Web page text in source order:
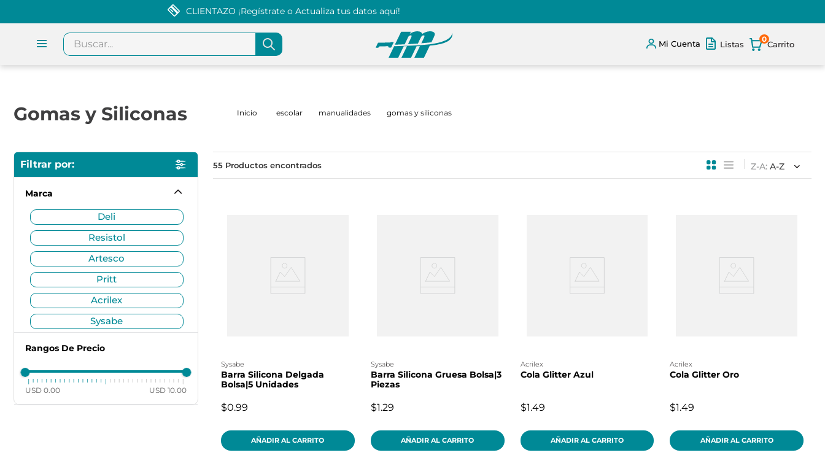
CLIENTAZO ¡Regístrate o Actualiza tus datos aquí!
Buscar...
Mi Cuenta Listas
0
Gomas y Siliconas escolar manualidades gomas y siliconas
Marca
deli
resistol
artesco
pritt
acrilex
sysabe
sargent
faber castell
norma
Rangos De Precio
USD 0.00 USD 10.00
55 Z-A A-Z
sysabe
Barra Silicona Delgada
Bolsa|5 Unidades
$0.99
AÑADIR AL CARRITO
sysabe
Barra Silicona Gruesa Bolsa|3
Piezas
$1.29
AÑADIR AL CARRITO
acrilex
Cola Glitter Azul
$1.49
AÑADIR AL CARRITO
acrilex
Cola Glitter Oro
$1.49
AÑADIR AL CARRITO